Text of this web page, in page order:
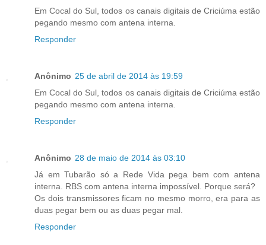
Em Cocal do Sul, todos os canais digitais de Criciúma estão
pegando mesmo com antena interna.
Responder
Anônimo 25 de abril de 2014 às 19:59
Em Cocal do Sul, todos os canais digitais de Criciúma estão
pegando mesmo com antena interna.
Responder
Anônimo 28 de maio de 2014 às 03:10
Já em Tubarão só a Rede Vida pega bem com antena
interna. RBS com antena interna impossível. Porque será?
Os dois transmissores ficam no mesmo morro, era para as
duas pegar bem ou as duas pegar mal.
Responder